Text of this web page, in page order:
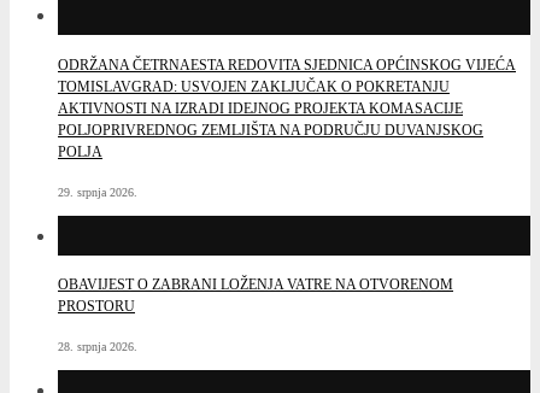
ODRŽANA ČETRNAESTA REDOVITA SJEDNICA OPĆINSKOG VIJEĆA
TOMISLAVGRAD: USVOJEN ZAKLJUČAK O POKRETANJU
AKTIVNOSTI NA IZRADI IDEJNOG PROJEKTA KOMASACIJE
POLJOPRIVREDNOG ZEMLJIŠTA NA PODRUČJU DUVANJSKOG
POLJA
29. srpnja 2026.
OBAVIJEST O ZABRANI LOŽENJA VATRE NA OTVORENOM
PROSTORU
28. srpnja 2026.